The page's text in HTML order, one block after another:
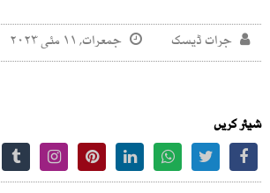
جرات ڈیسک جمعرات, ۱۱ مئی ۲۰۲۳
شیئر کریں